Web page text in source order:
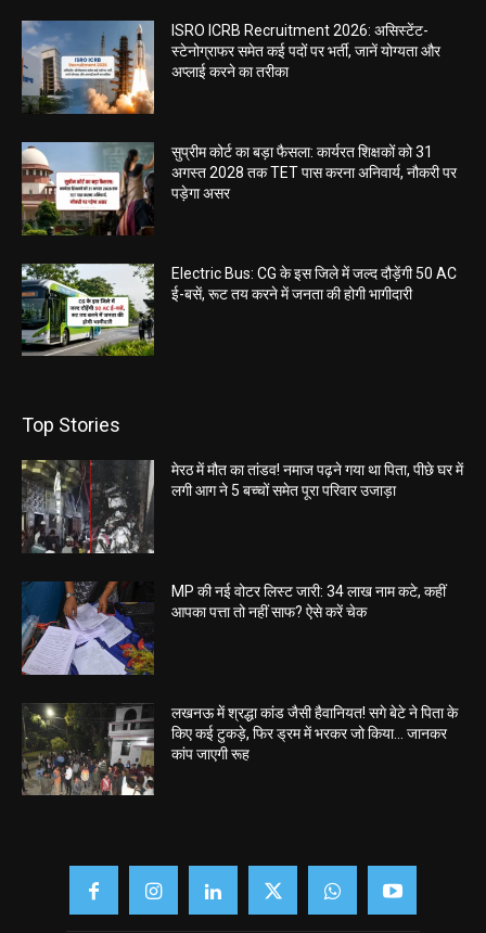
ISRO ICRB Recruitment 2026: असिस्टेंट-
स्टेनोग्राफर समेत कई पदों पर भर्ती, जानें योग्यता और
अप्लाई करने का तरीका
सुप्रीम कोर्ट का बड़ा फैसला: कार्यरत शिक्षकों को 31
अगस्त 2028 तक TET पास करना अनिवार्य, नौकरी पर
पड़ेगा असर
Electric Bus: CG के इस जिले में जल्द दौड़ेंगी 50 AC
ई-बसें, रूट तय करने में जनता की होगी भागीदारी
Top Stories
मेरठ में मौत का तांडव! नमाज पढ़ने गया था पिता, पीछे घर में
लगी आग ने 5 बच्चों समेत पूरा परिवार उजाड़ा
MP की नई वोटर लिस्ट जारी: 34 लाख नाम कटे, कहीं
आपका पत्ता तो नहीं साफ? ऐसे करें चेक
लखनऊ में श्रद्धा कांड जैसी हैवानियत! सगे बेटे ने पिता के
किए कई टुकड़े, फिर ड्रम में भरकर जो किया… जानकर
कांप जाएगी रूह